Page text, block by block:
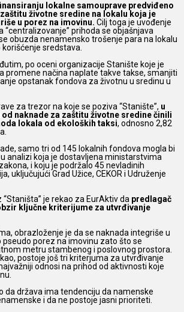
lokalne samouprave predviđeno
životne sredine na lokalu koja je
u porez na imovinu. Cilj toga je uvođenje
“centralizovanje” prihoda se objašnjava
obuzda nenamensko trošenje para na lokalu
sredstava.
po oceni organizacije Stanište koje je
promene načina naplate takve takse, smanjiti
opstanak fondova za životnu u sredinu u
za trezor na koje se poziva “Stanište”, u
naknade za zaštitu životne sredine činili
lokala od ekoloških taksi, odnosno 2,82
samo tri od 145 lokalnih fondova mogla bi
analizi koja je dostavljena ministarstvima
i koju je podržalo 45 nevladinih
uključujući Grad Užice, CEKOR i Udruženje
“Staništa” je rekao za EurAktiv da predlagač
ključne kriterijume za utvrđivanje
obrazloženje je da se naknada integriše u
porez na imovinu zato što se
metru stambenog i poslovnog prostora.
postoje još tri kriterjuma za utvrđivanje
odnosi na prihod od aktivnosti koje
da država ima tendenciju da namenske
i da ne postoje jasni prioriteti.